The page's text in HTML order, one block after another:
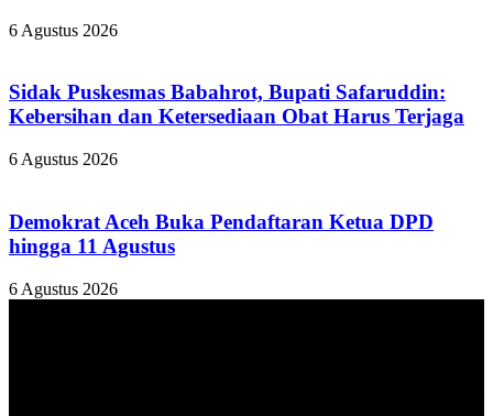
6 Agustus 2026
Sidak Puskesmas Babahrot, Bupati Safaruddin:
Kebersihan dan Ketersediaan Obat Harus Terjaga
6 Agustus 2026
Demokrat Aceh Buka Pendaftaran Ketua DPD
hingga 11 Agustus
6 Agustus 2026